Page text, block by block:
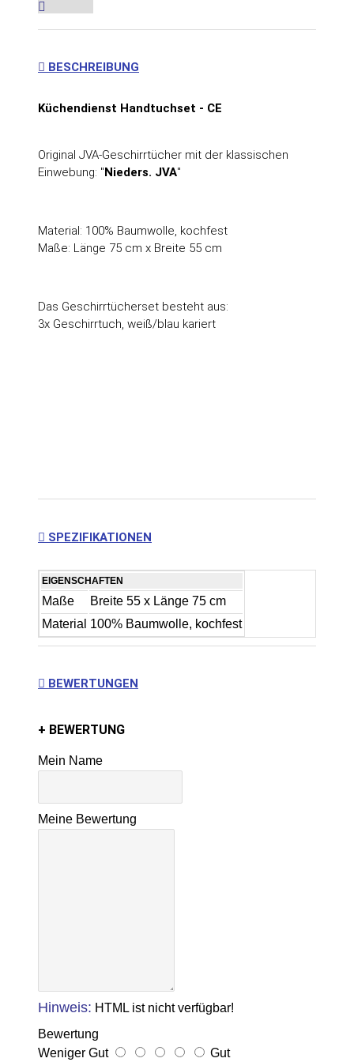
BESCHREIBUNG
Küchendienst Handtuchset - CE
Original JVA-Geschirrtücher mit der klassischen
Einwebung: "Nieders. JVA"
Material: 100% Baumwolle, kochfest
Maße: Länge 75 cm x Breite 55 cm
Das Geschirrtücherset besteht aus:
3x Geschirrtuch, weiß/blau kariert
SPEZIFIKATIONEN
EIGENSCHAFTEN
Maße
Breite 55 x Länge 75 cm
Material 100% Baumwolle, kochfest
BEWERTUNGEN
+ BEWERTUNG
Mein Name
Meine Bewertung
Hinweis: HTML ist nicht verfügbar!
Bewertung
Weniger Gut
Gut